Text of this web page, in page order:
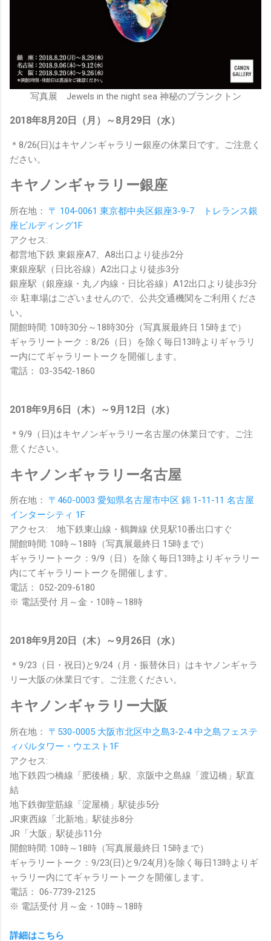
写真展 Jewels in the night sea 神秘のプランクトン
2018年8月20日（月）～8月29日（水）
＊8/26(日)はキヤノンギャラリー銀座の休業日です。ご注意く
ださい。
キヤノンギャラリー銀座
所在地： 〒 104-0061 東京都中央区銀座3-9-7 トレランス銀
座ビルディング1F
アクセス:
都営地下鉄 東銀座A7、A8出口より徒歩2分
東銀座駅（日比谷線）A2出口より徒歩3分
銀座駅（銀座線・丸ノ内線・日比谷線）A12出口より徒歩3分
※ 駐車場はございませんので、公共交通機関をご利用くださ
い。
開館時間: 10時30分～18時30分（写真展最終日 15時まで）
ギャラリートーク：8/26（日）を除く毎日13時よりギャラリ
ー内にてギャラリートークを開催します。
電話： 03-3542-1860
2018年9月6日（木）～9月12日（水）
＊9/9（日)はキヤノンギャラリー名古屋の休業日です。ご注
意ください。
キヤノンギャラリー名古屋
所在地： 〒460-0003 愛知県名古屋市中区 錦 1-11-11 名古屋
インターシティ 1F
アクセス: 地下鉄東山線・鶴舞線 伏見駅10番出口すぐ
開館時間: 10時～18時（写真展最終日 15時まで）
ギャラリートーク：9/9（日）を除く毎日13時よりギャラリー
内にてギャラリートークを開催します。
電話： 052-209-6180
※ 電話受付 月～金・10時～18時
2018年9月20日（木）～9月26日（水）
＊9/23（日・祝日)と9/24（月・振替休日）はキヤノンギャラ
リー大阪の休業日です。ご注意ください。
キヤノンギャラリー大阪
所在地： 〒530-0005 大阪市北区中之島3-2-4 中之島フェステ
ィバルタワー・ウエスト1F
アクセス:
地下鉄四つ橋線「肥後橋」駅、京阪中之島線「渡辺橋」駅直
結
地下鉄御堂筋線「淀屋橋」駅徒歩5分
JR東西線「北新地」駅徒歩8分
JR「大阪」駅徒歩11分
開館時間: 10時～18時（写真展最終日 15時まで）
ギャラリートーク：9/23(日)と9/24(月)を除く毎日13時よりギ
ャラリー内にてギャラリートークを開催します。
電話： 06-7739-2125
※ 電話受付 月～金・10時～18時
詳細はこちら